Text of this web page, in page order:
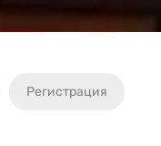
Регистрация